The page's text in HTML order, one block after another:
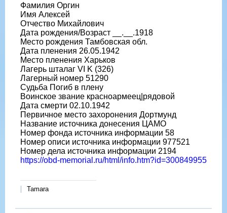
Фамилия Оргин
Имя Алексей
Отчество Михайлович
Дата рождения/Возраст __.__.1918
Место рождения Тамбовская обл.
Дата пленения 26.05.1942
Место пленения Харьков
Лагерь шталаг VI K (326)
Лагерный номер 51290
Судьба Погиб в плену
Воинское звание красноармеец|рядовой
Дата смерти 02.10.1942
Первичное место захоронения Дортмунд
Название источника донесения ЦАМО
Номер фонда источника информации 58
Номер описи источника информации 977521
Номер дела источника информации 2194
https://obd-memorial.ru/html/info.htm?id=300849955
Tamara